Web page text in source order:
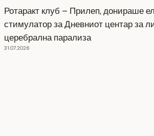
Ротаракт клуб – Прилеп, донираше
стимулатор за Дневниот центар за
церебрална парализа
31.07.2026